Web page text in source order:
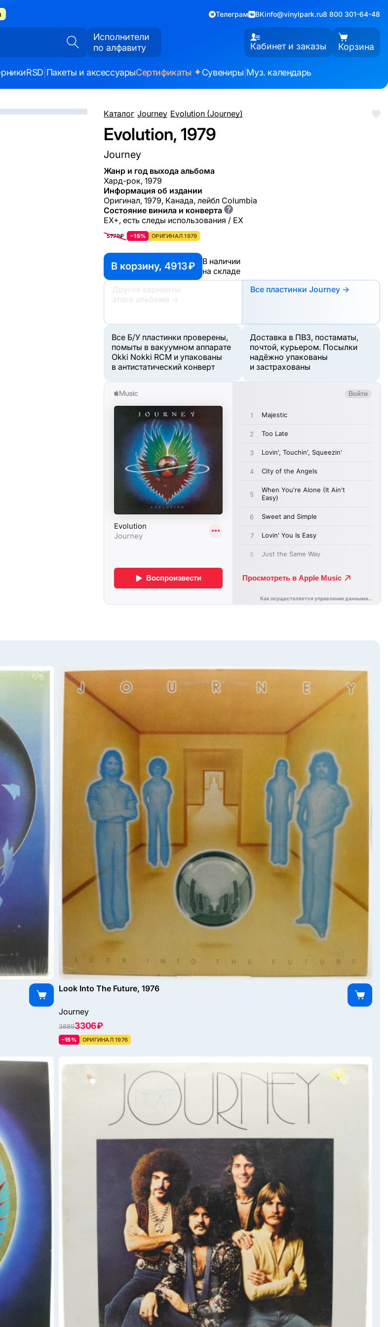
Телеграм ВКinfo@vinylpark.ru8 800 301-64-48
Исполнители
по алфавиту
Кабинет и заказы Корзина
RSD Пакеты и аксессуарыСертификаты ✦Сувениры Муз. календарь
Каталог/Journey/Evolution (Journey)
Evolution, 1979
Journey
Жанр и год выхода альбома
Хард-рок, 1979
Информация об издании
Оригинал, 1979, Канада, лейбл Columbia
Состояние винила и конверта ?
EX+, есть следы использования / EX
5779₽ −15% ОРИГИНАЛ 1979
В корзину, 4913 ₽
В наличии
на складе
Другие варианты
этого альбома
→
Все пластинки Journey →
Все Б/У пластинки проверены,
помыты в вакуумном аппарате
Okki Nokki RCM и упакованы
в антистатический конверт
Доставка в ПВЗ, постаматы,
почтой, курьером. Посылки
надёжно упакованы
и застрахованы
Look Into The Future, 1976
Journey
38893306 ₽
–15% ОРИГИНАЛ 1976